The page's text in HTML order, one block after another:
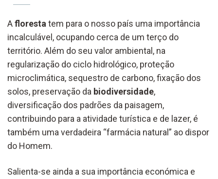
Afloresta tem para o nosso país uma importância
incalculável, ocupando cerca de um terço do
território. Além do seu valor ambiental, na
regularização do ciclo hidrológico, proteção
microclimática, sequestro de carbono, fixação dos
solos, preservação da biodiversidade,
diversificação dos padrões da paisagem,
contribuindo para a atividade turística e de lazer, é
também uma verdadeira “farmácia natural” ao dispor
do Homem.
Salienta-se ainda a sua importância económica e